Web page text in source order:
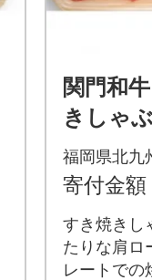
関門和
きしゃ
T39-S20
福岡県北九
寄付金額
すき焼きし
たりな肩ロ
レートでの